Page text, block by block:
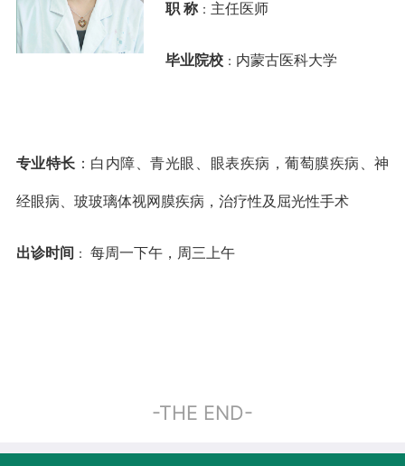
职 称： 主任医师
毕业院校： 内蒙古医科大学
专业特长 ：白内障、青光眼、眼表疾病，葡萄膜疾病、神
经眼病、玻玻璃体视网膜疾病，治疗性及屈光性手术
出诊时间 ： 每周一下午，周三上午
-THE END-